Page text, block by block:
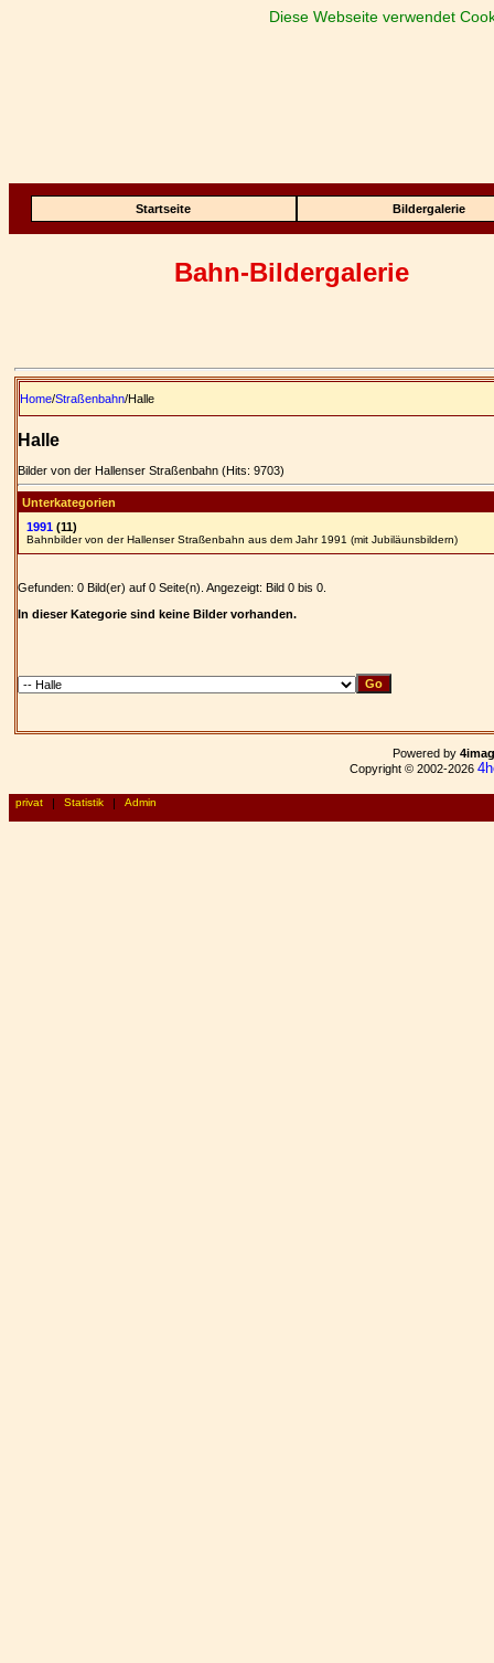
Startseite Bildergalerie
Bahn-Bildergalerie
Home/Straßenbahn/Halle
Halle
Bilder von der Hallenser Straßenbahn (Hits: 9703)
Unterkategorien
1991 (11)
Bahnbilder von der Hallenser Straßenbahn aus dem Jahr 1991 (mit Jubiläunsbildern)
Gefunden: 0 Bild(er) auf 0 Seite(n). Angezeigt: Bild 0 bis 0.
In dieser Kategorie sind keine Bilder vorhanden.
Powered by
Copyright © 2002-2026
privat | Statistik | Admin
Diese Webseite verwendet